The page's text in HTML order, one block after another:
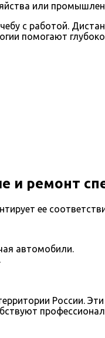
или
с работой.
помогают
и ремонт
ее
автомобили.
России.